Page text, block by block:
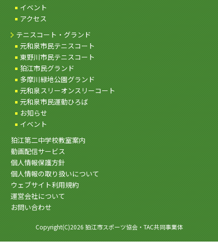
イベント
アクセス
テニスコート・グランド
元和泉市民テニスコート
東野川市民テニスコート
狛江市民グランド
多摩川緑地公園グランド
元和泉スリーオンスリーコート
元和泉市民運動ひろば
お知らせ
イベント
狛江第二中学校教室案内
動画配信サービス
個人情報保護方針
個人情報の取り扱いについて
ウェブサイト利用規約
運営会社について
お問い合わせ
Copyright(C)2026 狛江市スポーツ協会・TAC共同事業体